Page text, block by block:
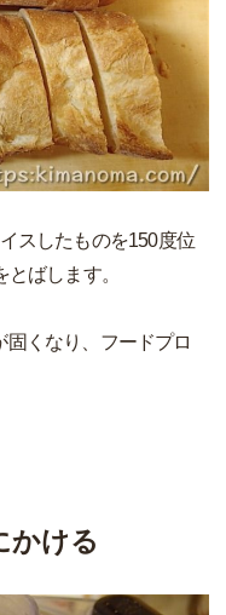
スしたものを150度位
ばします。
くなり、フードプロ
かける